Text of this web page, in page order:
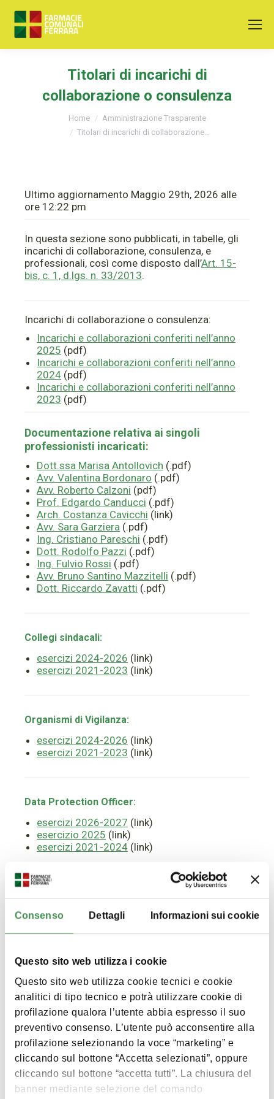
Consenso Dettagli Informazioni sui cookie
Questo sito web utilizza i cookie
Questo sito web utilizza cookie tecnici e cookie
analitici di tipo tecnico e potrà utilizzare cookie di
profilazione qualora l’utente abbia espresso il suo
preventivo consenso. L’utente può acconsentire alla
profilazione selezionando la voce “marketing” e
cliccando sul bottone “Accetta selezionati”, oppure
cliccando sul bottone “accetta tutti”. La chiusura del
banner mediante selezione del comando
Titolari di incarichi di
collaborazione o consulenza
You are here:Home
Amministrazione Trasparente
Titolari di incarichi di collaborazione…
Ultimo aggiornamento Maggio 29th, 2026 alle
ore 12:22 pm
In questa sezione sono pubblicati, in tabelle, gli
incarichi di collaborazione, consulenza, e
professionali, così come disposto dall’Art. 15-
bis, c. 1, d.lgs. n. 33/2013.
Incarichi di collaborazione o consulenza:
Incarichi e collaborazioni conferiti nell’anno
2025 (pdf)
Incarichi e collaborazioni conferiti nell’anno
2024 (pdf)
Incarichi e collaborazioni conferiti nell’anno
2023 (pdf)
Documentazione relativa ai singoli
professionisti incaricati:
Dott.ssa Marisa Antollovich (.pdf)
Avv. Valentina Bordonaro (.pdf)
Avv. Roberto Calzoni (pdf)
Prof. Edgardo Canducci (.pdf)
Arch. Costanza Cavicchi (link)
Avv. Sara Garziera (.pdf)
Ing. Cristiano Pareschi (.pdf)
Dott. Rodolfo Pazzi (.pdf)
Ing. Fulvio Rossi (.pdf)
Avv. Bruno Santino Mazzitelli (.pdf)
Dott. Riccardo Zavatti (.pdf)
Collegi sindacali:
esercizi 2024-2026 (link)
esercizi 2021-2023 (link)
Organismi di Vigilanza:
esercizi 2024-2026 (link)
esercizi 2021-2023 (link)
Data Protection Officer:
esercizi 2026-2027 (link)
esercizio 2025 (link)
esercizi 2021-2024 (link)
Selezionati per te